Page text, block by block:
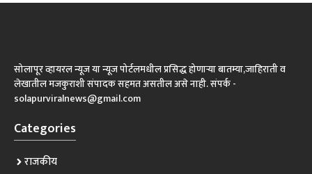
सोलापूर व्हायरल न्यूज या न्यूज पोर्टलमधील प्रसिद्ध होणाऱ्या बातम्या,जाहिराती व
लेखातील मजकुराशी संपादक सहमत असतील असे नाही. संपर्क -
solapurviralnews@gmail.com
Categories
राजकीय